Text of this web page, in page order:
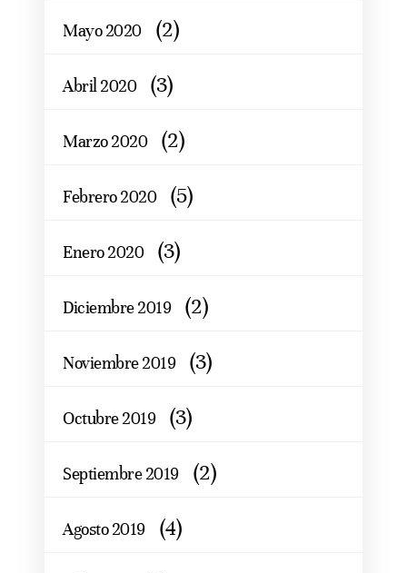
Mayo 2020 (2)
Abril 2020 (3)
Marzo 2020 (2)
Febrero 2020 (5)
Enero 2020 (3)
Diciembre 2019 (2)
Noviembre 2019 (3)
Octubre 2019 (3)
Septiembre 2019 (2)
Agosto 2019 (4)